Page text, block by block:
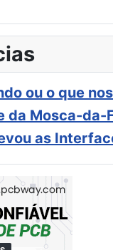
ou o que
da Mosca-
as